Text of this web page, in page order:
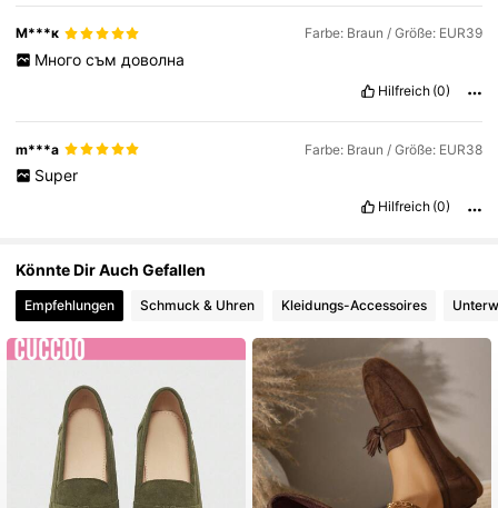
М***к Farbe: Braun / Größe: EUR39
Много съм доволна
Hilfreich (0)
m***a Farbe: Braun / Größe: EUR38
Super
Hilfreich (0)
Könnte Dir Auch Gefallen
Empfehlungen Schmuck & Uhren Kleidungs-Accessoires